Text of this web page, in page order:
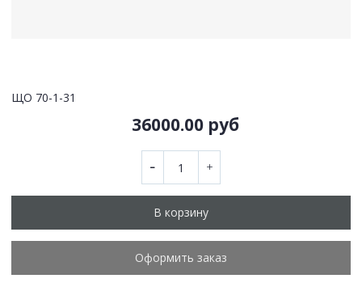
ЩО 70-1-31
36000.00 руб
В корзину
Оформить заказ